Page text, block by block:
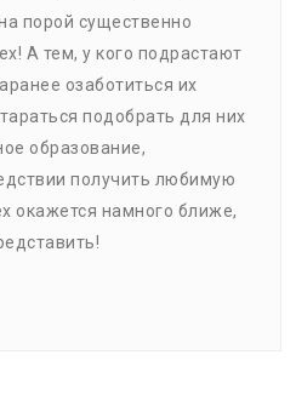
порой существенно
А тем, у кого подрастают
озаботиться их
подобрать для них
образование,
получить любимую
окажется намного ближе,